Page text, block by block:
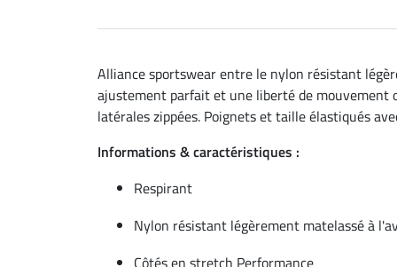
Alliance sportswear entre le nylon résistant
ajustement parfait et une liberté de mouvement
latérales zippées. Poignets et taille élastiqués
Informations & caractéristiques :
Respirant
Nylon résistant légèrement matelassé à
Côtés en stretch Performance